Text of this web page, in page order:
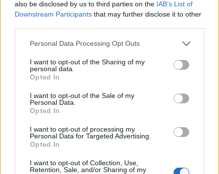
also be disclosed by us to third parties on the IAB’s List of
Downstream Participants that may further disclose it to other
Personal Data Processing Opt Outs
I want to opt-out of the Sharing of my
personal data.
Opted In
I want to opt-out of the Sale of my
Personal Data.
Opted In
I want to opt-out of processing my
Personal Data for Targeted Advertising.
Opted In
I want to opt-out of Collection, Use,
Retention, Sale, and/or Sharing of my